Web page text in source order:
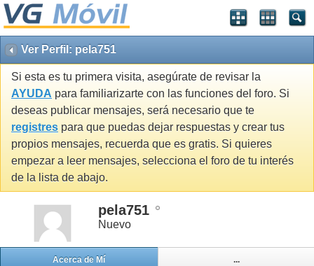
Ver Perfil: pela751
Si esta es tu primera visita, asegúrate de revisar la
AYUDA para familiarizarte con las funciones del foro. Si
deseas publicar mensajes, será necesario que te
registres para que puedas dejar respuestas y crear tus
propios mensajes, recuerda que es gratis. Si quieres
empezar a leer mensajes, selecciona el foro de tu interés
de la lista de abajo.
pela751
Nuevo
Acerca de Mí ...